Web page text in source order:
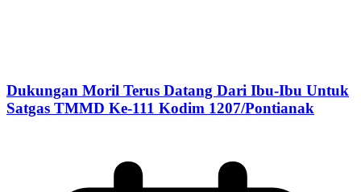
Dukungan Moril Terus Datang Dari Ibu-Ibu Untuk
Satgas TMMD Ke-111 Kodim 1207/Pontianak